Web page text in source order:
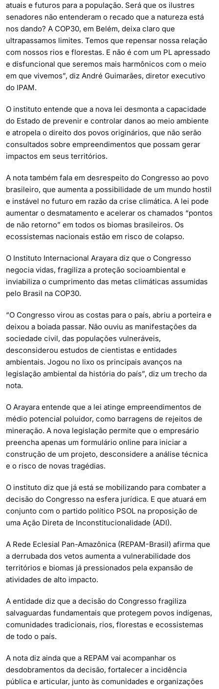
atuais e futuros para a população. Será que os ilustres
senadores não entenderam o recado que a natureza está
nos dando? A COP30, em Belém, deixa claro que
ultrapassamos limites. Temos que repensar nossa relação
com nossos rios e florestas. E não é com um PL apressado
e disfuncional que seremos mais harmônicos com o meio
em que vivemos”, diz André Guimarães, diretor executivo
do IPAM.
O instituto entende que a nova lei desmonta a capacidade
do Estado de prevenir e controlar danos ao meio ambiente
e atropela o direito dos povos originários, que não serão
consultados sobre empreendimentos que possam gerar
impactos em seus territórios.
A nota também fala em desrespeito do Congresso ao povo
brasileiro, que aumenta a possibilidade de um mundo hostil
e instável no futuro em razão da crise climática. A lei pode
aumentar o desmatamento e acelerar os chamados “pontos
de não retorno” em todos os biomas brasileiros. Os
ecossistemas nacionais estão em risco de colapso.
O Instituto Internacional Arayara diz que o Congresso
negocia vidas, fragiliza a proteção socioambiental e
inviabiliza o cumprimento das metas climáticas assumidas
pelo Brasil na COP30.
“O Congresso virou as costas para o país, abriu a porteira e
deixou a boiada passar. Não ouviu as manifestações da
sociedade civil, das populações vulneráveis,
desconsiderou estudos de cientistas e entidades
ambientais. Jogou no lixo os principais avanços na
legislação ambiental da história do país”, diz um trecho da
nota.
O Arayara entende que a lei atinge empreendimentos de
médio potencial poluidor, como barragens de rejeitos de
mineração. A nova legislação permite que o empresário
preencha apenas um formulário online para iniciar a
construção de um projeto, desconsidere a análise técnica
e o risco de novas tragédias.
O instituto diz que já está se mobilizando para combater a
decisão do Congresso na esfera jurídica. E que atuará em
conjunto com o partido político PSOL na proposição de
uma Ação Direta de Inconstitucionalidade (ADI).
A Rede Eclesial Pan-Amazônica (REPAM-Brasil) afirma que
a derrubada dos vetos aumenta a vulnerabilidade dos
territórios e biomas já pressionados pela expansão de
atividades de alto impacto.
A entidade diz que a decisão do Congresso fragiliza
salvaguardas fundamentais que protegem povos indígenas,
comunidades tradicionais, rios, florestas e ecossistemas
de todo o país.
A nota diz ainda que a REPAM vai acompanhar os
desdobramentos da decisão, fortalecer a incidência
pública e articular, junto às comunidades e organizações